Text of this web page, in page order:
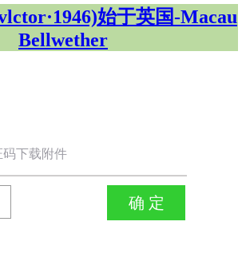
始于英国-Macau
Bellwether
下载附件